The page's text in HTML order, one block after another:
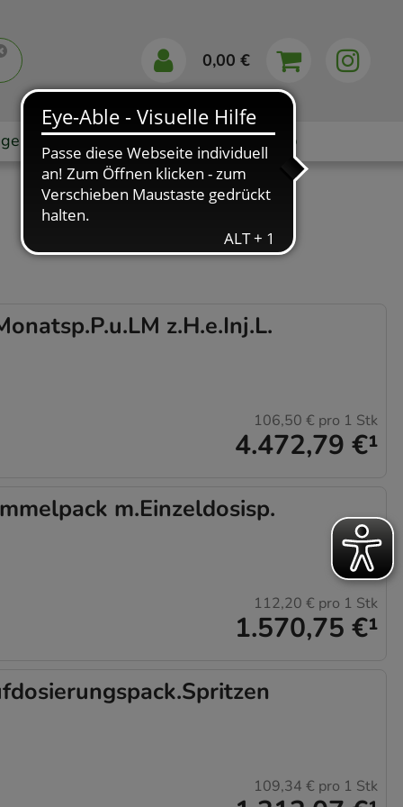
0,00 €
Markenshops Ratgeber App
z.H.e.Inj.L.
4.472,79 €¹
106,50 € pro 1 Stk
m.Einzeldosisp.
1.570,75 €¹
112,20 € pro 1 Stk
109,34 € pro 1 Stk